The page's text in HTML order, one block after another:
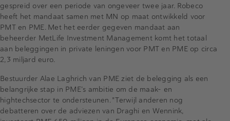
gespreid over een periode van ongeveer twee jaar. Robeco
heeft het mandaat samen met MN op maat ontwikkeld voor
PMT en PME. Met het eerder gegeven mandaat aan
beheerder MetLife Investment Management komt het totaal
aan beleggingen in private leningen voor PMT en PME op circa
2,3 miljard euro.
Bestuurder Alae Laghrich van PME ziet de belegging als een
belangrijke stap in PME’s ambitie om de maak- en
hightechsector te ondersteunen. "Terwijl anderen nog
debatteren over de adviezen van Draghi en Wennink,